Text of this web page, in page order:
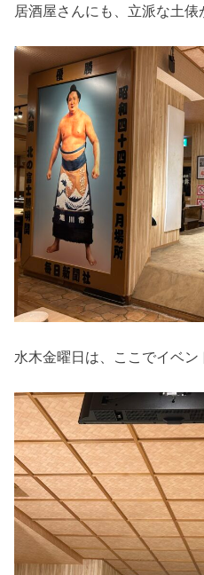
居酒屋さんにも、立派な土俵
水木金曜日は、ここでイベ